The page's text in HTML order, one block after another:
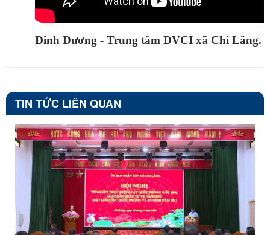
Đinh Dương - Trung tâm DVCI xã Chi Lăng.
TIN TỨC LIÊN QUAN